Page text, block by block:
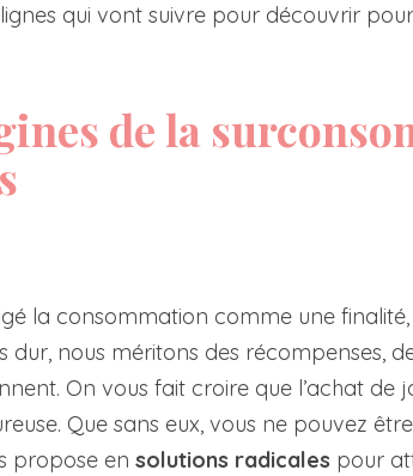
qui vont suivre pour découvrir
de la
la consommation comme une
dur, nous méritons des récompenses,
On vous fait croire que l’achat de
Que sans eux, vous ne pouvez
propose en solutions radicales pour